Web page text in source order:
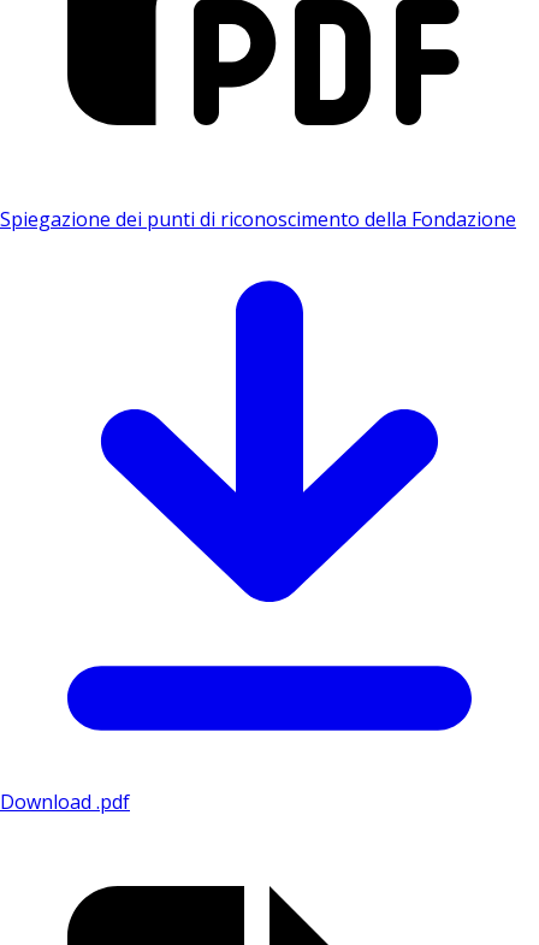
Spiegazione dei punti di riconoscimento della Fondazione
Download .pdf